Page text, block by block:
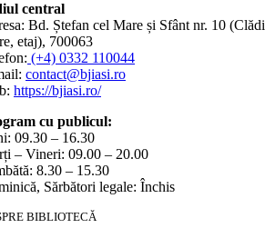
central
Bd. Ștefan cel Mare și Sfânt nr. 10
etaj), 700063
(+4) 0332 110044
contact@bjiasi.ro
https://bjiasi.ro/
cu publicul:
09.30 – 16.30
– Vineri: 09.00 – 20.00
8.30 – 15.30
Sărbători legale: Închis
BIBLIOTECĂ